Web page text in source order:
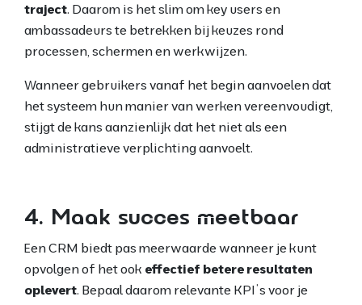
traject. Daarom is het slim om key users en
ambassadeurs te betrekken bij keuzes rond
processen, schermen en werkwijzen.
Wanneer gebruikers vanaf het begin aanvoelen dat
het systeem hun manier van werken vereenvoudigt,
stijgt de kans aanzienlijk dat het niet als een
administratieve verplichting aanvoelt.
4. Maak succes meetbaar
Een CRM biedt pas meerwaarde wanneer je kunt
opvolgen of het ook effectief betere resultaten
oplevert. Bepaal daarom relevante KPI’s voor je